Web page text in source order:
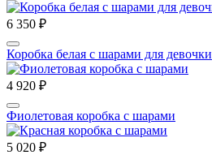
6 350 ₽
Коробка белая с шарами для девочки
4 920 ₽
Фиолетовая коробка с шарами
5 020 ₽